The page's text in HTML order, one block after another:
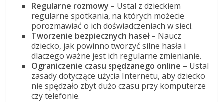
Regularne rozmowy – Ustal z dzieckiem
regularne spotkania, na których możecie
porozmawiać o ich doświadczeniach w sieci.
Tworzenie bezpiecznych haseł– Naucz
dziecko, jak powinno tworzyć silne hasła i
dlaczego ważne jest ich regularne zmienianie.
Ograniczenie czasu spędzanego online – Ustal
zasady dotyczące użycia Internetu, aby dziecko
nie spędzało zbyt dużo czasu przy komputerze
czy telefonie.